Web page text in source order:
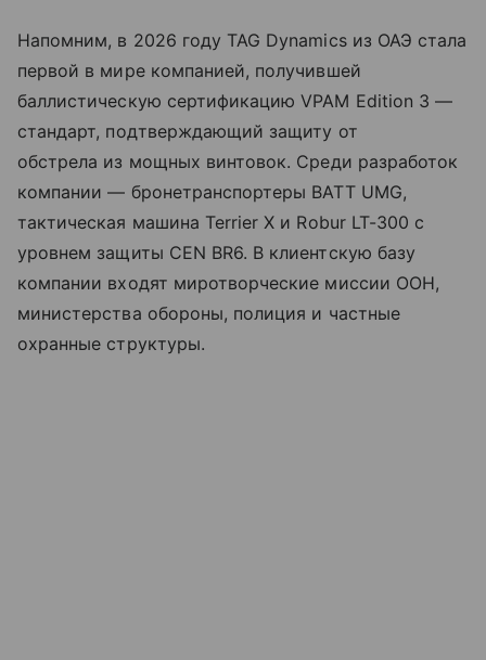
Напомним, в 2026 году TAG Dynamics из ОАЭ стала
первой в мире компанией, получившей
баллистическую сертификацию VPAM Edition 3 —
стандарт, подтверждающий защиту от
обстрела из мощных винтовок. Среди разработок
компании — бронетранспортеры BATT UMG,
тактическая машина Terrier X и Robur LT-300 с
уровнем защиты CEN BR6. В клиентскую базу
компании входят миротворческие миссии ООН,
министерства обороны, полиция и частные
охранные структуры.